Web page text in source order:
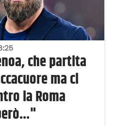
che partita
ma ci
la Roma